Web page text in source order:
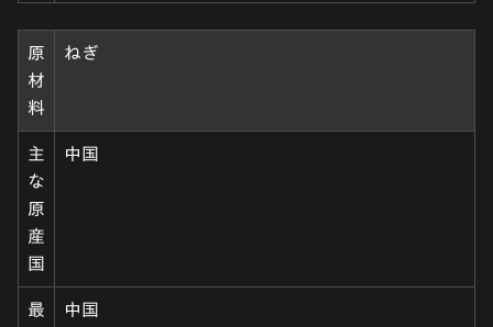
原
材
料
ねぎ
主
な
原
産
国
中国
最
中国